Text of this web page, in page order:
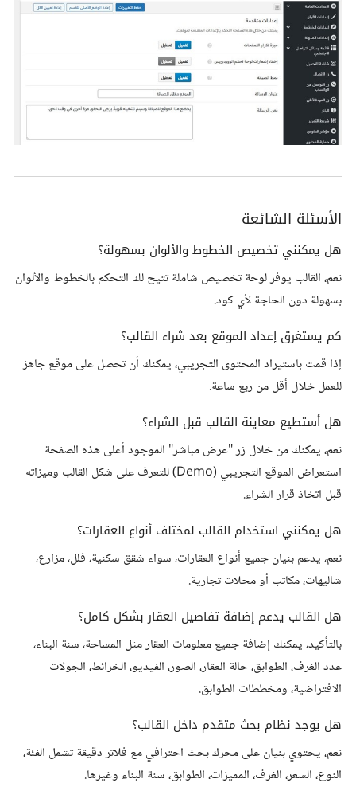
الأسئلة الشائعة
هل يمكنني تخصيص الخطوط والألوان بسهولة؟
نعم، القالب يوفر لوحة تخصيص شاملة تتيح لك التحكم بالخطوط والألوان
بسهولة دون الحاجة لأي كود.
كم يستغرق إعداد الموقع بعد شراء القالب؟
إذا قمت باستيراد المحتوى التجريبي، يمكنك أن تحصل على موقع جاهز
للعمل خلال أقل من ربع ساعة.
هل أستطيع معاينة القالب قبل الشراء؟
نعم، يمكنك من خلال زر "عرض مباشر" الموجود أعلى هذه الصفحة
استعراض الموقع التجريبي (Demo) للتعرف على شكل القالب وميزاته
قبل اتخاذ قرار الشراء.
هل يمكنني استخدام القالب لمختلف أنواع العقارات؟
نعم، يدعم بنيان جميع أنواع العقارات، سواء شقق سكنية، فلل، مزارع،
شاليهات، مكاتب أو محلات تجارية.
هل القالب يدعم إضافة تفاصيل العقار بشكل كامل؟
بالتأكيد، يمكنك إضافة جميع معلومات العقار مثل المساحة، سنة البناء،
عدد الغرف، الطوابق، حالة العقار، الصور، الفيديو، الخرائط، الجولات
الافتراضية، ومخططات الطوابق.
هل يوجد نظام بحث متقدم داخل القالب؟
نعم، يحتوي بنيان على محرك بحث احترافي مع فلاتر دقيقة تشمل الفئة،
النوع، السعر، الغرف، المميزات، الطوابق، سنة البناء وغيرها.